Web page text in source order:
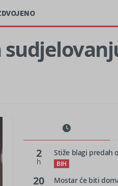
2
h
Stiže blagi predah
BIH
20
Mostar će biti